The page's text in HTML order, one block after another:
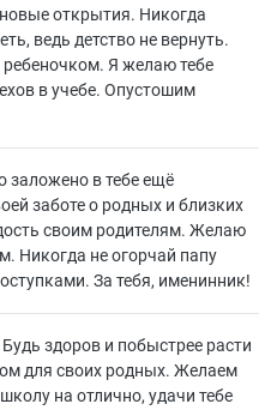
открытия. Никогда
ведь детство не вернуть.
Я желаю тебе
в учебе. Опустошим
в тебе ещё
заботе о родных и близких
своим родителям. Желаю
Никогда не огорчай папу
За тебя, именинник!
здоров и побыстрее расти
для своих родных. Желаем
на отлично, удачи тебе